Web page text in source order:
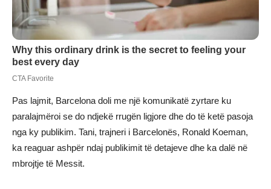
Pas lajmit, Barcelona doli me një komunikatë zyrtare ku
paralajmëroi se do ndjekë rrugën ligjore dhe do të ketë pasoja
nga ky publikim. Tani, trajneri i Barcelonës, Ronald Koeman,
ka reaguar ashpër ndaj publikimit të detajeve dhe ka dalë në
mbrojtje të Messit.